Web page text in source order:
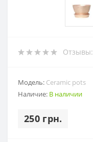
Отзывы:
Модель: Ceramic pots
Наличие: В наличии
250 грн.